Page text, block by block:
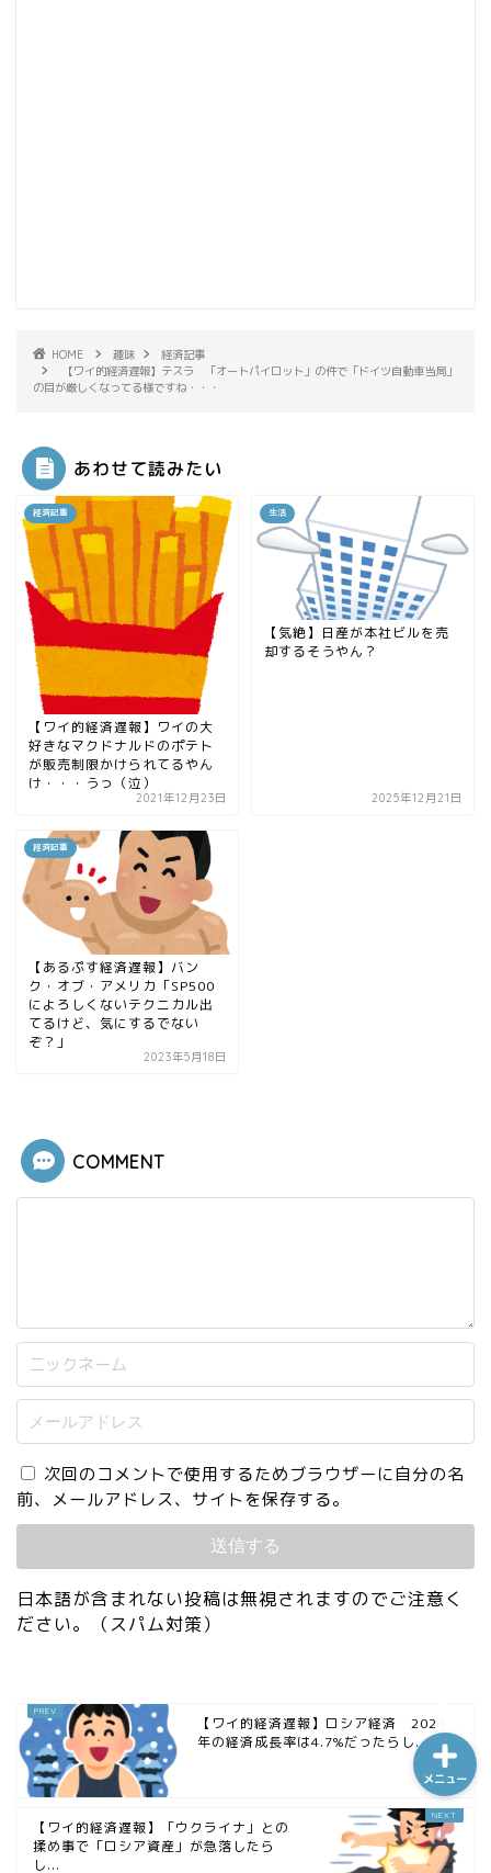
HOME 趣味
経済記事
【ワイ的経済遅報】テスラ 「オートパイロット」の件で「ドイツ自動車当局」
の目が厳しくなってる様ですね・・・
あわせて読みたい
経済記事
【ワイ的経済遅報】ワイの大
好きなマクドナルドのポテト
が販売制限かけられてるやん
け・・・うっ（泣）
2021年12月23日
生活
【気絶】日産が本社ビルを売
却するそうやん？
2025年12月21日
経済記事
【あるぷす経済遅報】バン
ク・オブ・アメリカ「SP500
によろしくないテクニカル出
てるけど、気にするでない
ぞ？」
2023年5月18日
COMMENT
次回のコメントで使用するためブラウザーに自分の名
前、メールアドレス、サイトを保存する。
日本語が含まれない投稿は無視されますのでご注意く
ださい。（スパム対策）
【ワイ的経済遅報】ロシア経済 2021
年の経済成長率は4.7%だったらし...
【ワイ的経済遅報】「ウクライナ」との
揉め事で「ロシア資産」が急落したら
し...
メニュー
ホーム
趣味